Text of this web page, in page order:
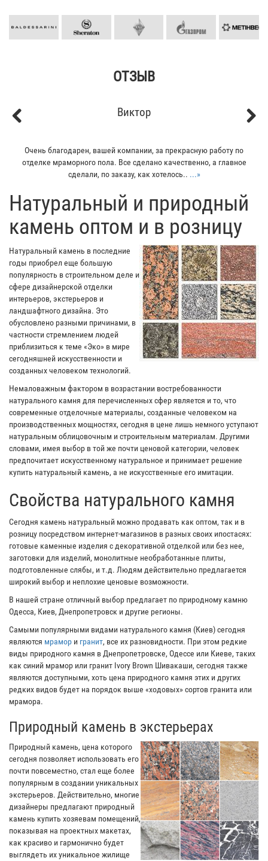
ОТЗЫВ
Виктор
Очень благодарен, вашей компании, за прекрасную работу по
отделке мраморного пола. Все сделано качественно, а главное
сделали, по заказу, как хотелось.. ...»
​Натуральный и природный
камень оптом и в розницу
Натуральный камень в последние
годы приобрел еще большую
популярность в строительном деле и
сфере дизайнерской отделки
интерьеров, экстерьеров и
ландшафтного дизайна. Это
обусловлено разными причинами, в
частности стремлением людей
приблизиться к теме «Эко» в мире
сегодняшней искусственности и
созданных человеком технологий.
Немаловажным фактором в возрастании востребованности
натурального камня для перечисленных сфер является и то, что
современные отделочные материалы, созданные человеком на
производственных мощностях, сегодня в цене лишь немного уступают
натуральным облицовочным и строительным материалам. Другими
словами, имея выбор в той же почти ценовой категории, человек
предпочитает искусственному натуральное и принимает решение
купить натуральный камень, а не искусственные его имитации.
Свойства натурального камня
Сегодня камень натуральный можно продавать как оптом, так и в
розницу посредством интернет-магазинов в разных своих ипостасях:
готовые каменные изделия с декоративной отделкой или без нее,
заготовки для изделий, монолитные необработанные плиты,
подготовленные слябы, и т.д. Людям действительно предлагается
широкий выбор и неплохие ценовые возможности.
В нашей стране отличный выбор предлагает по природному камню
Одесса, Киев, Днепропетровск и другие регионы.
Самыми популярными видами натурального камня (Киев) сегодня
являются мрамор и гранит, все их разновидности. При этом редкие
виды природного камня в Днепропетровске, Одессе или Киеве, таких
как синий мрамор или гранит Ivory Brown Шивакаши, сегодня также
являются доступными, хоть цена природного камня этих и других
редких видов будет на порядок выше «ходовых» сортов гранита или
мрамора.
Природный камень в экстерьерах
Природный камень, цена которого
сегодня позволяет использовать его
почти повсеместно, стал еще более
популярным в создании уникальных
экстерьеров. Действительно, многие
дизайнеры предлагают природный
камень купить хозяевам помещений,
показывая на проектных макетах,
как красиво и гармонично будет
выглядеть их уникальное жилище